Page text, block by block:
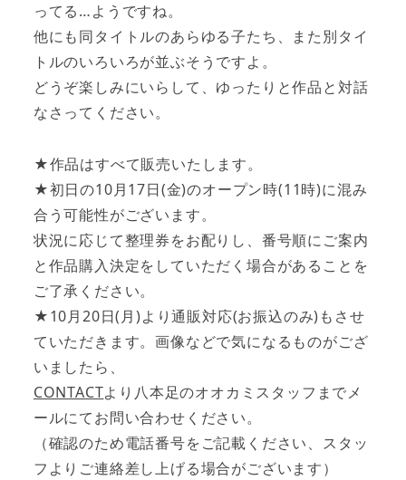
ってる…ようですね。
他にも同タイトルのあらゆる子たち、また別タイ
トルのいろいろが並ぶそうですよ。
どうぞ楽しみにいらして、ゆったりと作品と対話
なさってください。
★作品はすべて販売いたします。
★初日の10月17日(金)のオープン時(11時)に混み
合う可能性がございます。
状況に応じて整理券をお配りし、番号順にご案内
と作品購入決定をしていただく場合があることを
ご了承ください。
★10月20日(月)より通販対応(お振込のみ)もさせ
ていただきます。画像などで気になるものがござ
いましたら、
CONTACTより八本足のオオカミスタッフまでメ
ールにてお問い合わせください。
（確認のため電話番号をご記載ください、スタッ
フよりご連絡差し上げる場合がございます）